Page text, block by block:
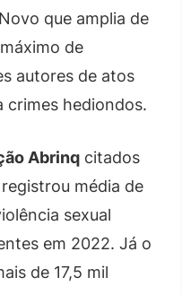
que amplia de
de
autores de atos
crimes hediondos.
Abrinq citados
média de
sexual
em 2022. Já o
de 17,5 mil